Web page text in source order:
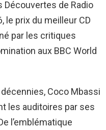
Découvertes de Radio
le prix du meilleur CD
par les critiques
aux BBC World
Coco Mbassi
les auditoires par ses
l’emblématique